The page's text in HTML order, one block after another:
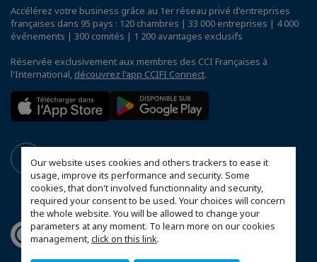
Our website uses cookies and others trackers to ease it
usage, improve its performance and security. Some
cookies, that don't involved functionnality and security,
required your consent to be used. Your choices will concern
the whole website. You will be allowed to change your
parameters at any moment. To learn more on our cookies
management,click on this link.
Accélérez votre business grâce au 1er réseau privé d'entreprises
françaises dans 95 pays : 120 chambres | 33 000 entreprises | 4 000
événements | 300 comités | 1 200 avantages exclusifs
Réservée exclusivement aux membres des CCI Françaises à
l'International, découvrez l'app CCIFI Connect.